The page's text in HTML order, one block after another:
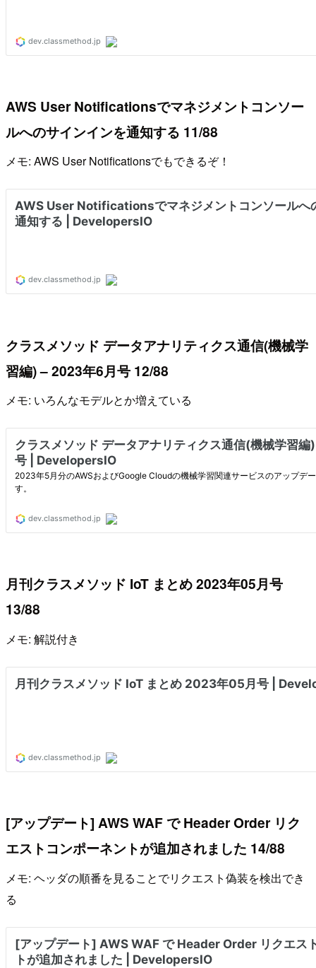
AWS User Notificationsでマネジメントコンソー
ルへのサインインを通知する 11/88
メモ: AWS User Notificationsでもできるぞ！
クラスメソッド データアナリティクス通信(機械学
習編) – 2023年6月号 12/88
メモ: いろんなモデルとか増えている
月刊クラスメソッド IoT まとめ 2023年05月号
13/88
メモ: 解説付き
[アップデート] AWS WAF で Header Order リク
エストコンポーネントが追加されました 14/88
メモ: ヘッダの順番を見ることでリクエスト偽装を検出でき
る